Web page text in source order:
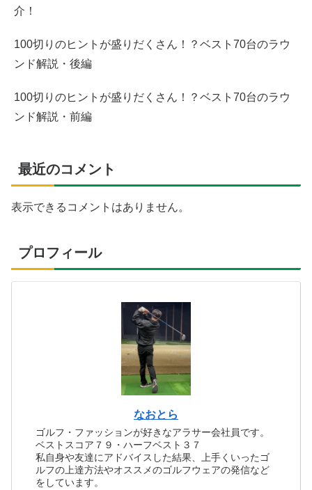
介！
100切りのヒントが盛りだくさん！？ベスト70台のラウ
ンド解説・後編
100切りのヒントが盛りだくさん！？ベスト70台のラウ
ンド解説・前編
最近のコメント
表示できるコメントはありません。
プロフィール
なおとら
ゴルフ・ファッションが好きなアラサー会社員です。
ベストスコア７９・ハーフベスト３７
私自身や友達にアドバイスした結果、上手くいったゴ
ルフの上達方法やオススメのゴルフウェアの発信など
をしています。